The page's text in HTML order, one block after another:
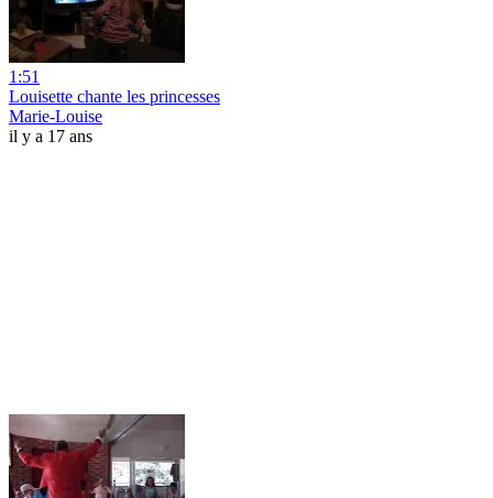
1:51
Louisette chante les princesses
Marie-Louise
il y a 17 ans